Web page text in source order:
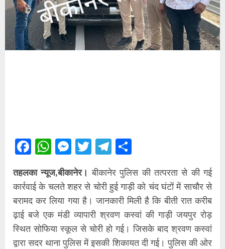
Facebook
WhatsApp
Messenger
TwitterTelegram
तहलका न्यूज,बीकानेर। बीकानेर पुलिस की तत्परता से की गई
कार्रवाई के चलते शहर से चोरी हुई गाड़ी को चंद घंटों में साचौर से
बरामद कर लिया गया है। जानकारी मिली है कि बीती रात करीब
ढ़ाई बजे एक मंडी व्यापारी श्रवण कस्वां की गाड़ी जयपुर रोड़
स्थित सोफिया स्कूल से चोरी हो गई। जिसके बाद श्रवण कस्वां
द्वारा सदर थाना पुलिस में इसकी शिकायत दी गई। पुलिस की ओर